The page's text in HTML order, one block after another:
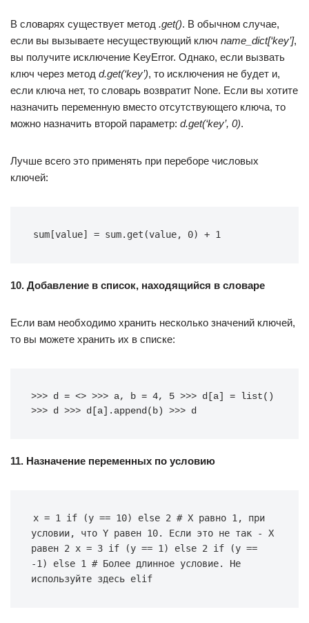
В словарях существует метод .get(). В обычном случае,
если вы вызываете несуществующий ключ name_dict[‘key’],
вы получите исключение KeyError. Однако, если вызвать
ключ через метод d.get(‘key’), то исключения не будет и,
если ключа нет, то словарь возвратит None. Если вы хотите
назначить переменную вместо отсутствующего ключа, то
можно назначить второй параметр: d.get(‘key’, 0).
Лучше всего это применять при переборе числовых
ключей:
sum[value] = sum.get(value, 0) + 1
10. Добавление в список, находящийся в словаре
Если вам необходимо хранить несколько значений ключей,
то вы можете хранить их в списке:
>>> d = <> >>> a, b = 4, 5 >>> d[a] = list()
>>> d >>> d[a].append(b) >>> d
11. Назначение переменных по условию
x = 1 if (y == 10) else 2 # X равно 1, при
условии, что Y равен 10. Если это не так - X
равен 2 x = 3 if (y == 1) else 2 if (y ==
-1) else 1 # Более длинное условие. Не
используйте здесь elif